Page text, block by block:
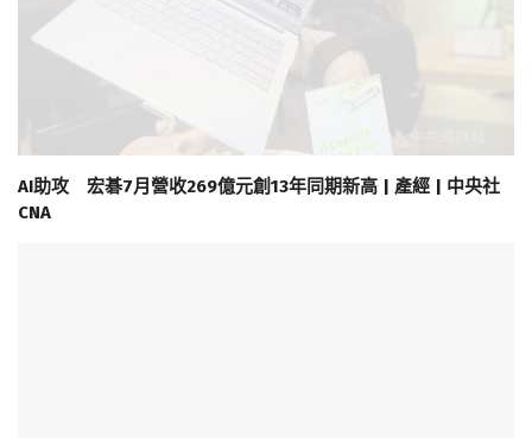
AI助攻 宏碁7月營收269億元創13年同期新高 | 產經 | 中央社
CNA